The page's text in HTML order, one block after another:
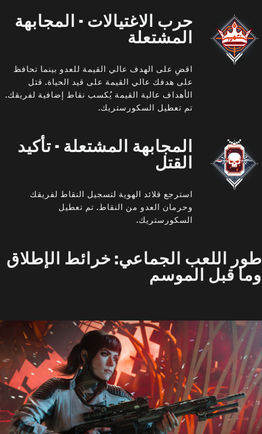
حرب الاغتيالات - المجابهة
المشتعلة
اقضِ على الهدف عالي القيمة للعدو بينما تحافظ
على هدفك عالي القيمة على قيد الحياة. قتل
الأهداف عالية القيمة يُكسب نقاط إضافية لفريقك.
تم تعطيل السكورستريك.
المجابهة المشتعلة - تأكيد
القتل
استرجع قلائد الهوية لتسجيل النقاط لفريقك
وحرمان العدو من النقاط. تم تعطيل
السكورستريك.
طور اللعب الجماعي: خرائط الإطلاق
وما قبل الموسم